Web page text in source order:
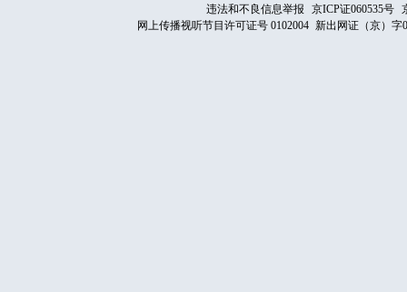
违法和不良信息举报
京ICP证060535号
网上传播视听节目许可证号 0102004 新出网证（京）